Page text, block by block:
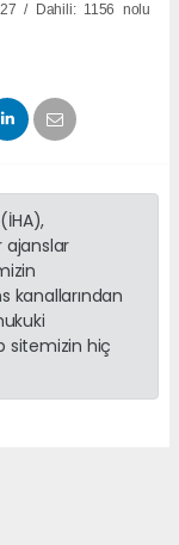
/ Dahili: 1156 nolu
ajanslar
kanallarından
sitemizin hiç